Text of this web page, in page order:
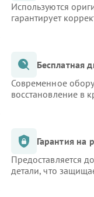
Используются
гарантирует
Бесплатная
Современное
восстановление в
Гарантия на
Предоставляется
детали, что